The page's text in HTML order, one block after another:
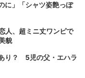
に」「シャツ姿艶っぽ
人、超ミニ丈ワンピで
貌
り？ 5児の父・エハラ